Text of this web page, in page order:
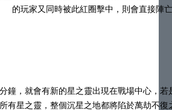
的玩家又同時被此紅圈擊中，則會直接陣
鐘，就會有新的星之靈出現在戰場中心，
所有星之靈，整個沉星之地都將陷於萬劫不復